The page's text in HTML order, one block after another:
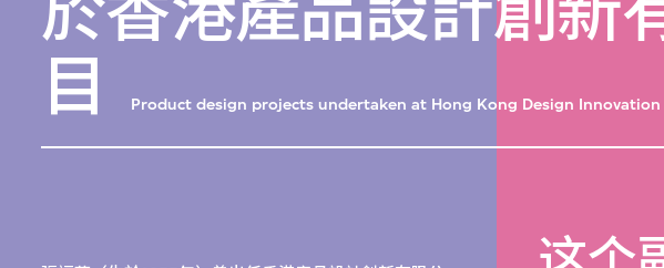
目
Product design projects undertaken at Hong Kong Design